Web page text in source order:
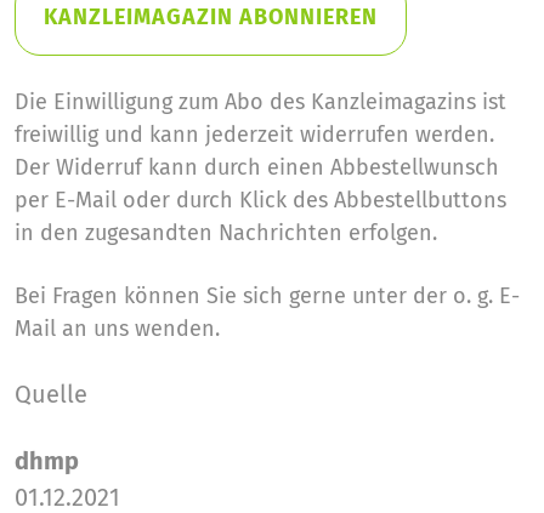
KANZLEIMAGAZIN ABONNIEREN
Die Einwilligung zum Abo des Kanzleimagazins ist
freiwillig und kann jederzeit widerrufen werden.
Der Widerruf kann durch einen Abbestellwunsch
per E-Mail oder durch Klick des Abbestellbuttons
in den zugesandten Nachrichten erfolgen.
Bei Fragen können Sie sich gerne unter der o. g. E-
Mail an uns wenden.
Quelle
dhmp
01.12.2021